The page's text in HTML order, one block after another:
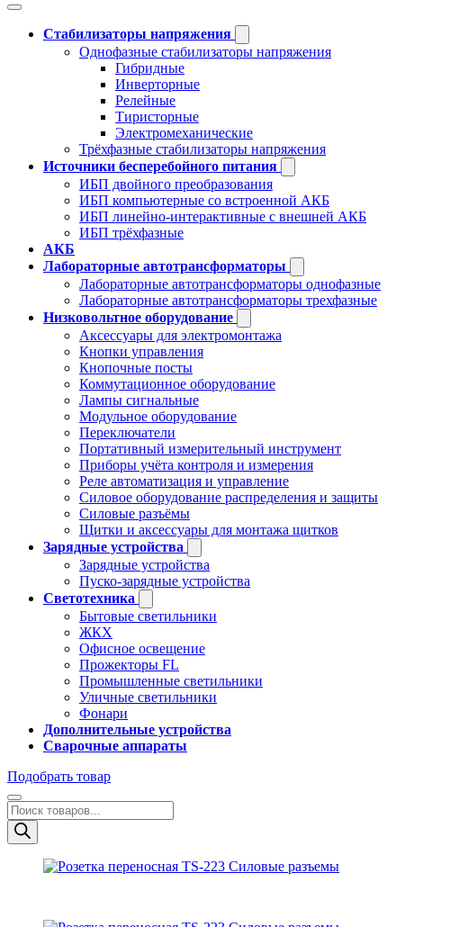
Стабилизаторы напряжения
Однофазные стабилизаторы напряжения
Гибридные
Инверторные
Релейные
Тиристорные
Электромеханические
Трёхфазные стабилизаторы напряжения
Источники бесперебойного питания
ИБП двойного преобразования
ИБП компьютерные со встроенной АКБ
ИБП линейно-интерактивные с внешней АКБ
ИБП трёхфазные
АКБ
Лабораторные автотрансформаторы
Лабораторные автотрансформаторы однофазные
Лабораторные автотрансформаторы трехфазные
Низковольтное оборудование
Аксессуары для электромонтажа
Кнопки управления
Кнопочные посты
Коммутационное оборудование
Лампы сигнальные
Модульное оборудование
Переключатели
Портативный измерительный инструмент
Приборы учёта контроля и измерения
Реле автоматизация и управление
Силовое оборудование распределения и защиты
Силовые разъёмы
Щитки и аксессуары для монтажа щитков
Зарядные устройства
Зарядные устройства
Пуско-зарядные устройства
Светотехника
Бытовые светильники
ЖКХ
Офисное освещение
Прожекторы FL
Промышленные светильники
Уличные светильники
Фонари
Дополнительные устройства
Сварочные аппараты
Подобрать товар
Поиск
товаров